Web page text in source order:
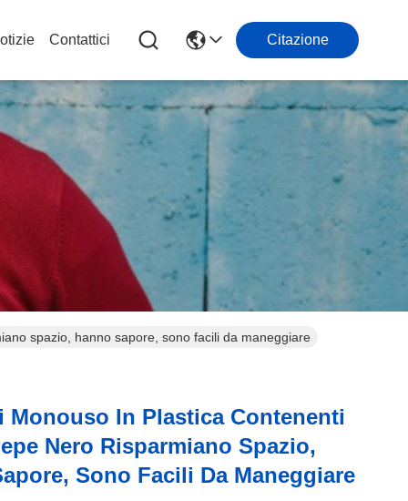
Contattici Citazione
spazio, hanno sapore, sono facili da maneggiare
Monouso In Plastica Contenenti
Nero Risparmiano Spazio,
Sono Facili Da Maneggiare